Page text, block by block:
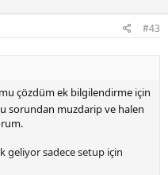
#43
çözdüm ek bilgilendirme için
sorundan muzdarip ve halen
geliyor sadece setup için